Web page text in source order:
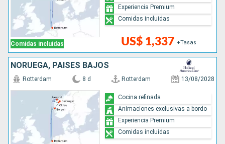
Comidas incluidas US$ 1,337 +Tasas
Experiencia Premium
Comidas incluidas
NORUEGA, PAISES BAJOS
Rotterdam 8 d Rotterdam 13/08/2028
Cocina refinada
Animaciones exclusivas a bordo
Experiencia Premium
Comidas incluidas